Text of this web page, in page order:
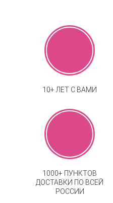
10+ ЛЕТ С ВАМИ
1000+ ПУНКТОВ
ДОСТАВКИ ПО ВСЕЙ
РОССИИ